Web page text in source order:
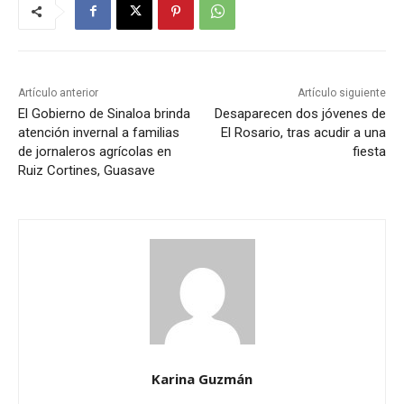
Artículo anterior
El Gobierno de Sinaloa brinda
atención invernal a familias
de jornaleros agrícolas en
Ruiz Cortines, Guasave
Artículo siguiente
Desaparecen dos jóvenes de
El Rosario, tras acudir a una
fiesta
Karina Guzmán